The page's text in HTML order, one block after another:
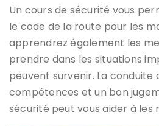
Un cours de sécurité vous
le code de la route pour les
apprendrez également les
prendre dans les situations
peuvent survenir. La conduite
compétences et un bon
sécurité peut vous aider à